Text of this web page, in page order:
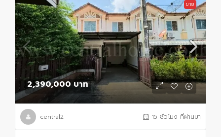
ขาย
2,390,000 บาท
central2 15 ชั่วโมง ที่ผ่านมา